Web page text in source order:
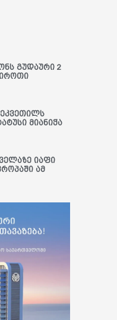
გუდაური 2
მიანიჭა
იაფი
ამ